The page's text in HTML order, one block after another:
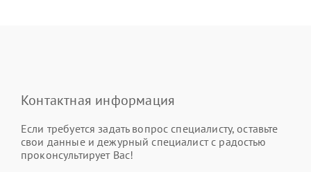
Контактная информация
Если требуется задать вопрос специалисту, оставьте
свои данные и дежурный специалист с радостью
проконсультирует Вас!